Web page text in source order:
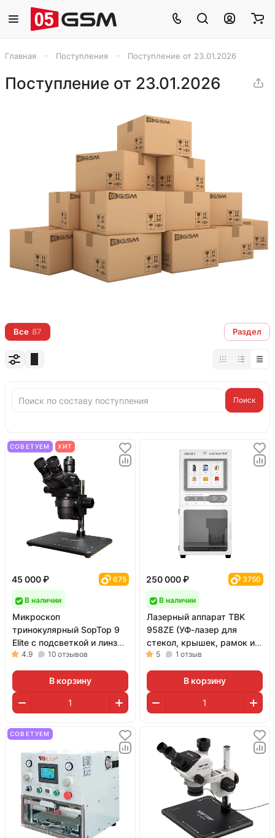
Главная Поступления Поступление от 23.01.2026
Поступление от 23.01.2026
Все 87 Раздел
Поиск
СОВЕТУЕМ ХИТ
45 000 ₽ 675
В наличии
Микроскоп
тринокулярный SopTop 9
Elite с подсветкой и линзой
(6.7-45X; активный глаз;
черный)
4.9 10 отзывов
В корзину
250 000 ₽ 3750
В наличии
Лазерный аппарат TBK
958ZE (УФ-лазер для
стекол, крышек, рамок и
гравировки; 5 Вт)
5 1 отзыв
В корзину
СОВЕТУЕМ